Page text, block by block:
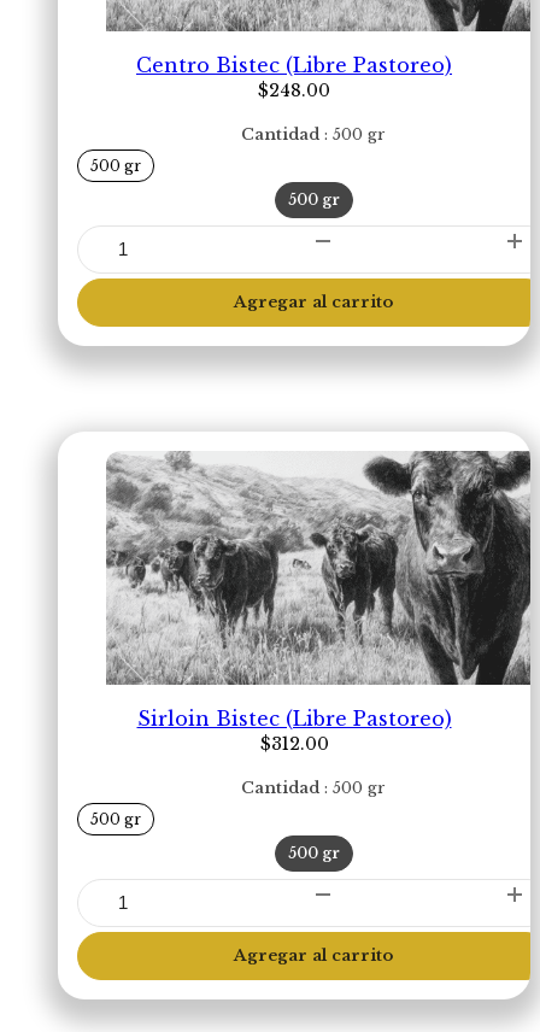
Centro Bistec (Libre Pastoreo)
$248.00
Cantidad 500 gr
500 gr
500 gr
Centro
Bistec
(Libre
Pastoreo)
cantidad
Agregar al carrito
Sirloin Bistec (Libre Pastoreo)
$312.00
Cantidad 500 gr
500 gr
500 gr
Sirloin
Bistec
(Libre
Pastoreo)
cantidad
Agregar al carrito